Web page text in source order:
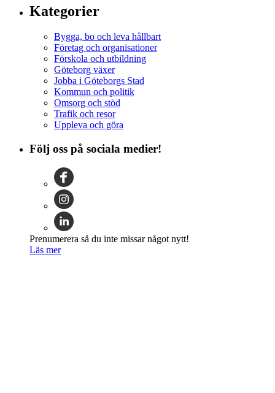
Kategorier
Bygga, bo och leva hållbart
Företag och organisationer
Förskola och utbildning
Göteborg växer
Jobba i Göteborgs Stad
Kommun och politik
Omsorg och stöd
Trafik och resor
Uppleva och göra
Följ oss på sociala medier!
Prenumerera så du inte missar något nytt!
Läs mer